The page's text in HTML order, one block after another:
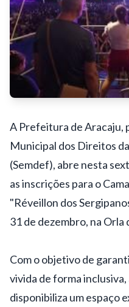
A Prefeitura de Aracaju,
Municipal dos Direitos
(Semdef), abre nesta
as inscrições para o
"Réveillon dos
31 de dezembro, na Orla
Com o objetivo de
vivida de forma
disponibiliza um espaço